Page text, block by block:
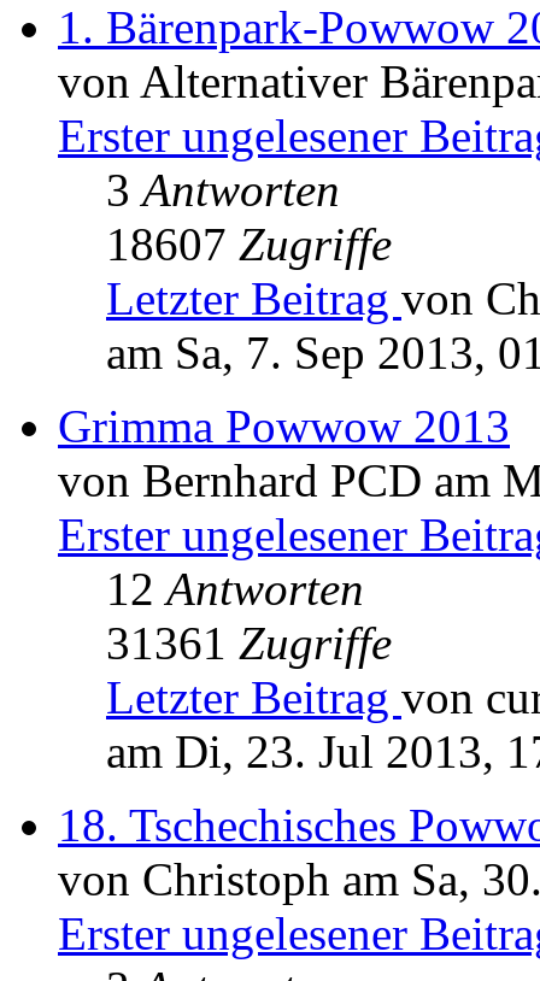
1. Bärenpark-Powwow
von Alternativer
Erster ungelesener
3Antworten
18607 Zugriffe
Letzter Beitrag von
am Sa, 7. Sep 2013,
Grimma Powwow 2013
von Bernhard PCD am
Erster ungelesener
12Antworten
31361 Zugriffe
Letzter Beitrag von
am Di, 23. Jul 2013,
18. Tschechisches
von Christoph am Sa,
Erster ungelesener